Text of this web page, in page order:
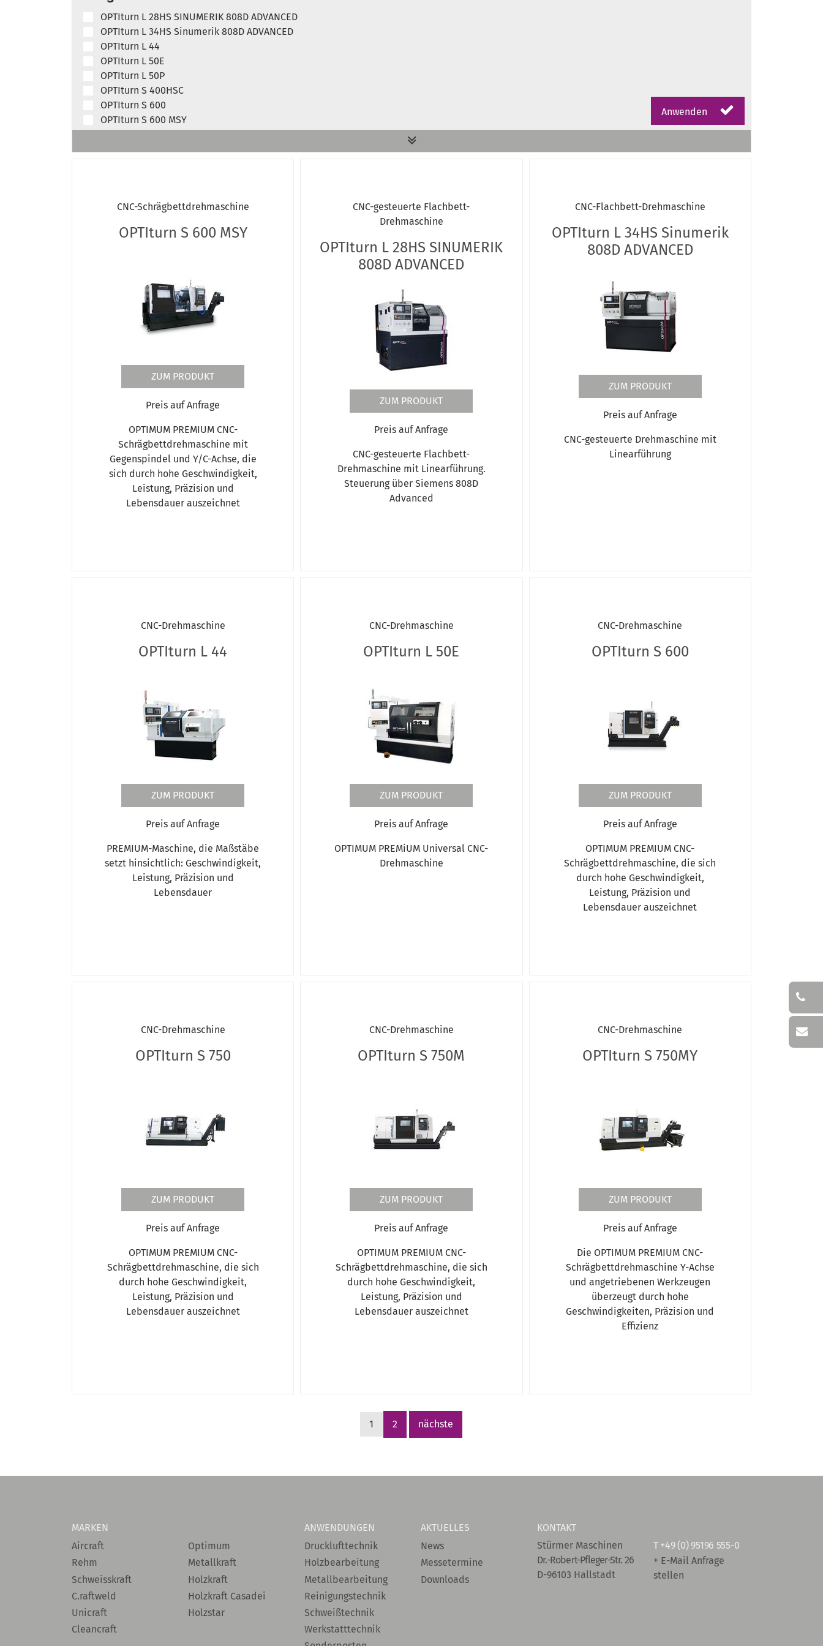
OPTIturn L 28HS SINUMERIK 808D ADVANCED
OPTIturn L 34HS Sinumerik 808D ADVANCED
OPTIturn L 44
OPTIturn L 50E
OPTIturn L 50P
OPTIturn S 400HSC
OPTIturn S 600
OPTIturn S 600 MSY
OPTIturn S 750M
Anwenden
CNC-Schrägbettdrehmaschine
OPTIturn S 600 MSY
ZUM PRODUKT
Preis auf Anfrage
OPTIMUM PREMIUM CNC-
Schrägbettdrehmaschine mit
Gegenspindel und Y/C-Achse, die
sich durch hohe Geschwindigkeit,
Leistung, Präzision und
Lebensdauer auszeichnet
CNC-gesteuerte Flachbett-
Drehmaschine
OPTIturn L 28HS SINUMERIK
808D ADVANCED
ZUM PRODUKT
Preis auf Anfrage
CNC-gesteuerte Flachbett-
Drehmaschine mit Linearführung.
Steuerung über Siemens 808D
Advanced
CNC-Flachbett-Drehmaschine
OPTIturn L 34HS Sinumerik
808D ADVANCED
ZUM PRODUKT
Preis auf Anfrage
CNC-gesteuerte Drehmaschine mit
Linearführung
CNC-Drehmaschine
OPTIturn L 44
ZUM PRODUKT
Preis auf Anfrage
PREMIUM-Maschine, die Maßstäbe
setzt hinsichtlich: Geschwindigkeit,
Leistung, Präzision und
Lebensdauer
CNC-Drehmaschine
OPTIturn L 50E
ZUM PRODUKT
Preis auf Anfrage
OPTIMUM PREMiUM Universal CNC-
Drehmaschine
CNC-Drehmaschine
OPTIturn S 600
ZUM PRODUKT
Preis auf Anfrage
OPTIMUM PREMIUM CNC-
Schrägbettdrehmaschine, die sich
durch hohe Geschwindigkeit,
Leistung, Präzision und
Lebensdauer auszeichnet
CNC-Drehmaschine
OPTIturn S 750
ZUM PRODUKT
Preis auf Anfrage
OPTIMUM PREMIUM CNC-
Schrägbettdrehmaschine, die sich
durch hohe Geschwindigkeit,
Leistung, Präzision und
Lebensdauer auszeichnet
CNC-Drehmaschine
OPTIturn S 750M
ZUM PRODUKT
Preis auf Anfrage
OPTIMUM PREMIUM CNC-
Schrägbettdrehmaschine, die sich
durch hohe Geschwindigkeit,
Leistung, Präzision und
Lebensdauer auszeichnet
CNC-Drehmaschine
OPTIturn S 750MY
ZUM PRODUKT
Preis auf Anfrage
Die OPTIMUM PREMIUM CNC-
Schrägbettdrehmaschine Y-Achse
und angetriebenen Werkzeugen
überzeugt durch hohe
Geschwindigkeiten, Präzision und
Effizienz
1 2 nächste
MARKEN
Aircraft
Rehm
Schweisskraft
C.raftweld
Unicraft
Cleancraft
Optimum
Metallkraft
Holzkraft
Holzkraft Casadei
Holzstar
ANWENDUNGEN
Drucklufttechnik
Holzbearbeitung
Metallbearbeitung
Reinigungstechnik
Schweißtechnik
Werkstatttechnik
AKTUELLES
News
Messetermine
Downloads
KONTAKT
Stürmer Maschinen
Dr.-Robert-Pfleger-Str. 26
D-96103 Hallstadt
T +49 (0) 95196 555-0
+ E-Mail Anfrage
stellen